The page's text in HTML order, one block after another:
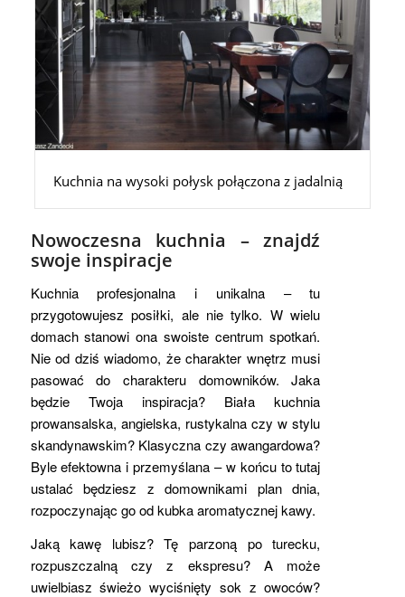
Kuchnia na wysoki połysk połączona z jadalnią
Nowoczesna kuchnia – znajdź
swoje inspiracje
Kuchnia profesjonalna i unikalna – tu
przygotowujesz posiłki, ale nie tylko. W wielu
domach stanowi ona swoiste centrum spotkań.
Nie od dziś wiadomo, że charakter wnętrz musi
pasować do charakteru domowników. Jaka
będzie Twoja inspiracja? Biała kuchnia
prowansalska, angielska, rustykalna czy w stylu
skandynawskim? Klasyczna czy awangardowa?
Byle efektowna i przemyślana – w końcu to tutaj
ustalać będziesz z domownikami plan dnia,
rozpoczynając go od kubka aromatycznej kawy.
Jaką kawę lubisz? Tę parzoną po turecku,
rozpuszczalną czy z ekspresu? A może
uwielbiasz świeżo wyciśnięty sok z owoców?